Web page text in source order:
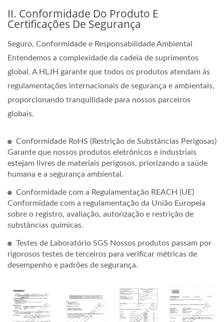
II. Conformidade Do Produto E
Certificações De Segurança
Seguro, Conformidade e Responsabilidade Ambiental
Entendemos a complexidade da cadeia de suprimentos
global. A HLJH garante que todos os produtos atendam às
regulamentações internacionais de segurança e ambientais,
proporcionando tranquilidade para nossos parceiros
globais.
Conformidade RoHS (Restrição de Substâncias Perigosas)
Garante que nossos produtos eletrônicos e industriais
estejam livres de materiais perigosos, priorizando a saúde
humana e a segurança ambiental.
Conformidade com a Regulamentação REACH (UE)
Conformidade com a regulamentação da União Europeia
sobre o registro, avaliação, autorização e restrição de
substâncias químicas.
Testes de Laboratório SGS Nossos produtos passam por
rigorosos testes de terceiros para verificar métricas de
desempenho e padrões de segurança.